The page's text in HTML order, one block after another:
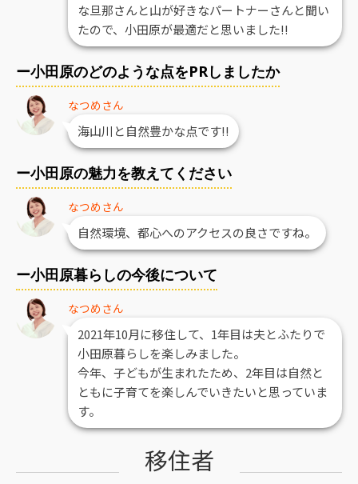
な旦那さんと山が好きなパートナーさんと聞い
たので、小田原が最適だと思いました!!
ー小田原のどのような点をPRしましたか
なつめさん
海山川と自然豊かな点です!!
ー小田原の魅力を教えてください
なつめさん
自然環境、都心へのアクセスの良さですね。
ー小田原暮らしの今後について
なつめさん
2021年10月に移住して、1年目は夫とふたりで
小田原暮らしを楽しみました。
今年、子どもが生まれたため、2年目は自然と
ともに子育てを楽しんでいきたいと思っていま
す。
移住者